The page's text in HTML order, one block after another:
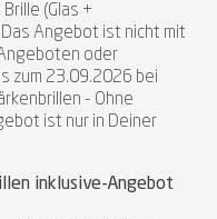
(Glas +
Angebot ist nicht mit
oder
zum 23.09.2026 bei
- Ohne
ist nur in Deiner
inklusive-Angebot